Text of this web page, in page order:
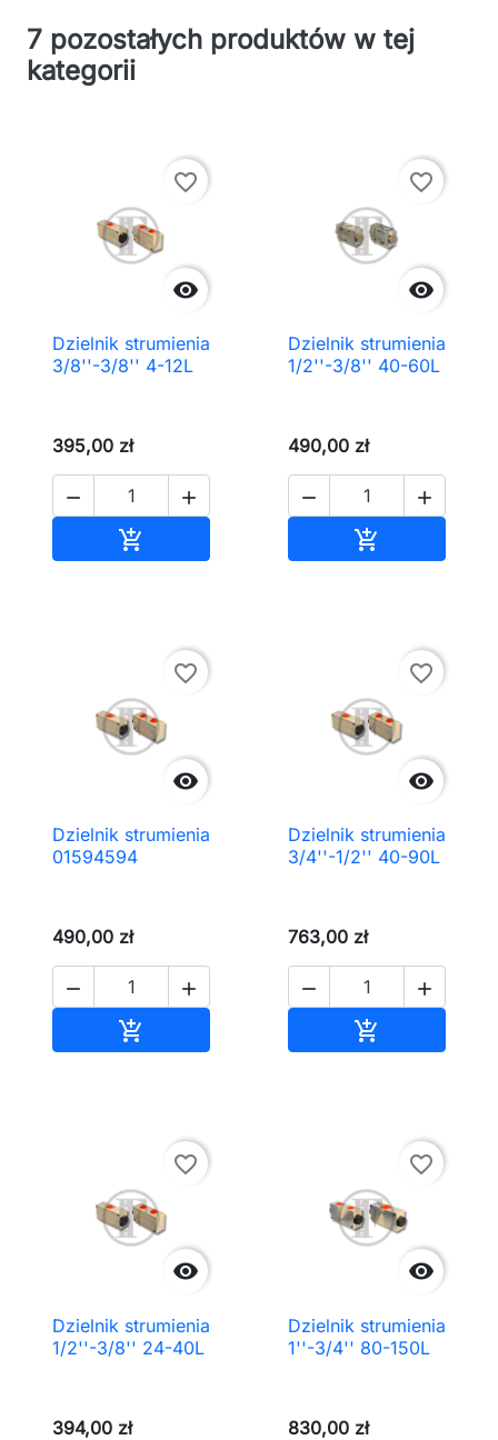
7 pozostałych produktów w tej
kategorii

favorite_border
Dzielnik strumienia
3/8''-3/8'' 4-12L
395,00 zł
 


favorite_border
Dzielnik strumienia
1/2''-3/8'' 40-60L
490,00 zł
 


favorite_border
Dzielnik strumienia
01594594
490,00 zł
 


favorite_border
Dzielnik strumienia
3/4''-1/2'' 40-90L
763,00 zł
 


favorite_border
Dzielnik strumienia
1/2''-3/8'' 24-40L
394,00 zł

favorite_border
Dzielnik strumienia
1''-3/4'' 80-150L
830,00 zł